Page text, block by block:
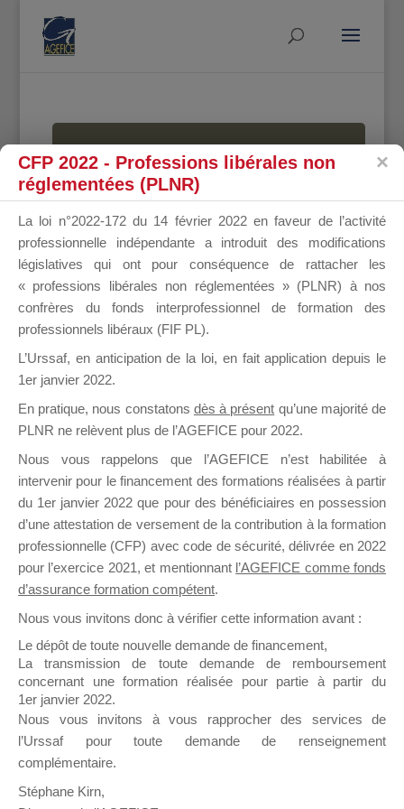
MALLETTE
DU
DIRIGEANT
Groupe Public
il y a un mois
Ce groupe est destiné aux Organismes de
Formation qui souhaitent répondre à l’Appel à
Propositions Mallette du Dirigeant.
sur lequel il est possible de laisser un message
ou poser une question.
NB : Il est nécessaire d’être
pouvoir rejoindre ce groupe
CFP 2022 - Professions libérales non
réglementées (PLNR)
La loi n°2022-172 du 14 février 2022 en faveur de l’activité
professionnelle indépendante a introduit des modifications
législatives qui ont pour conséquence de rattacher les
« professions libérales non réglementées » (PLNR) à nos
confrères du fonds interprofessionnel de formation des
professionnels libéraux (FIF PL).
L’Urssaf, en anticipation de la loi, en fait application depuis le
1er janvier 2022.
En pratique, nous constatons dès à présent qu’une majorité de
PLNR ne relèvent plus de l’AGEFICE pour 2022.
Nous vous rappelons que l’AGEFICE n’est habilitée à
intervenir pour le financement des formations réalisées à partir
du 1er janvier 2022 que pour des bénéficiaires en possession
d’une attestation de versement de la contribution à la formation
professionnelle (CFP) avec code de sécurité, délivrée en 2022
pour l’exercice 2021, et mentionnant l’AGEFICE comme fonds
d’assurance formation compétent.
Nous vous invitons donc à vérifier cette information avant :
Le dépôt de toute nouvelle demande de financement,
La transmission de toute demande de remboursement
concernant une formation réalisée pour partie à partir du
1er janvier 2022.
Nous vous invitons à vous rapprocher des services de
l’Urssaf pour toute demande de renseignement
complémentaire.
Stéphane Kirn,